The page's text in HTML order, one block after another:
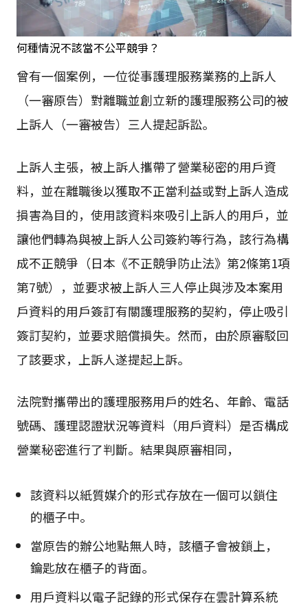
何種情況不該當不公平競爭？
曾有一個案例，一位從事護理服務業務的上訴人
（一審原告）對離職並創立新的護理服務公司的被
上訴人（一審被告）三人提起訴訟。
上訴人主張，被上訴人攜帶了營業秘密的用戶資
料，並在離職後以獲取不正當利益或對上訴人造成
損害為目的，使用該資料來吸引上訴人的用戶，並
讓他們轉為與被上訴人公司簽約等行為，該行為構
成不正競爭（日本《不正競爭防止法》第2條第1項
第7號），並要求被上訴人三人停止與涉及本案用
戶資料的用戶簽訂有關護理服務的契約，停止吸引
簽訂契約，並要求賠償損失。然而，由於原審駁回
了該要求，上訴人遂提起上訴。
法院對攜帶出的護理服務用戶的姓名、年齡、電話
號碼、護理認證狀況等資料（用戶資料）是否構成
營業秘密進行了判斷。結果與原審相同，
該資料以紙質媒介的形式存放在一個可以鎖住
的櫃子中。
當原告的辦公地點無人時，該櫃子會被鎖上，
鑰匙放在櫃子的背面。
用戶資料以電子記錄的形式保存在雲計算系統